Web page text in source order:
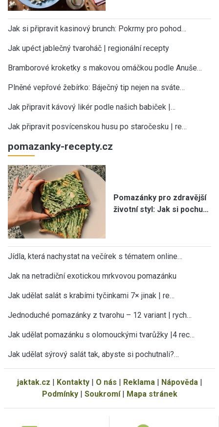
Jak si připravit kasinový brunch: Pokrmy pro pohod…
Jak upéct jablečný tvaroháč | regionální recepty
Bramborové kroketky s makovou omáčkou podle Anuše…
Plněné vepřové žebírko: Báječný tip nejen na sváte…
Jak připravit kávový likér podle našich babiček |…
Jak připravit posvícenskou husu po staročesku | re…
pomazanky-recepty.cz
Pomazánky pro zdravější
životní styl: Jak si pochu…
Jídla, která nachystat na večírek s tématem online…
Jak na netradiční exotickou mrkvovou pomazánku
Jak udělat salát s krabími tyčinkami 7× jinak | re…
Jednoduché pomazánky z tvarohu – 12 variant | rych…
Jak udělat pomazánku s olomouckými tvarůžky |4 rec…
Jak udělat sýrový salát tak, abyste si pochutnali?…
jaktak.cz | Kontakty| O nás | Reklama| Nápověda|
Podmínky| Soukromí| Mapa stránek